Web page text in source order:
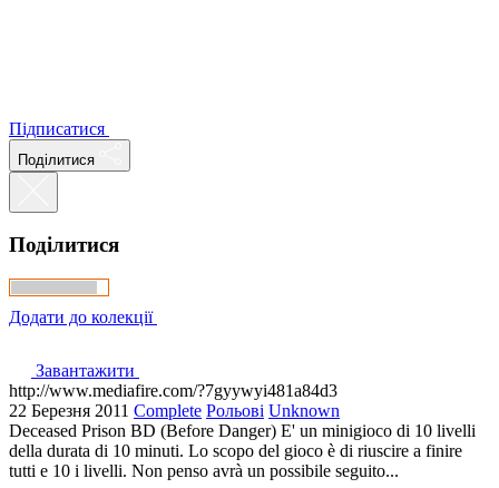
Підписатися
Поділитися
Поділитися
Додати до колекції
Завантажити
http://www.mediafire.com/?7gyywyi481a84d3
22 Березня 2011 Complete Рольові Unknown
Deceased Prison BD (Before Danger) E' un minigioco di 10 livelli
della durata di 10 minuti. Lo scopo del gioco è di riuscire a finire
tutti e 10 i livelli. Non penso avrà un possibile seguito...